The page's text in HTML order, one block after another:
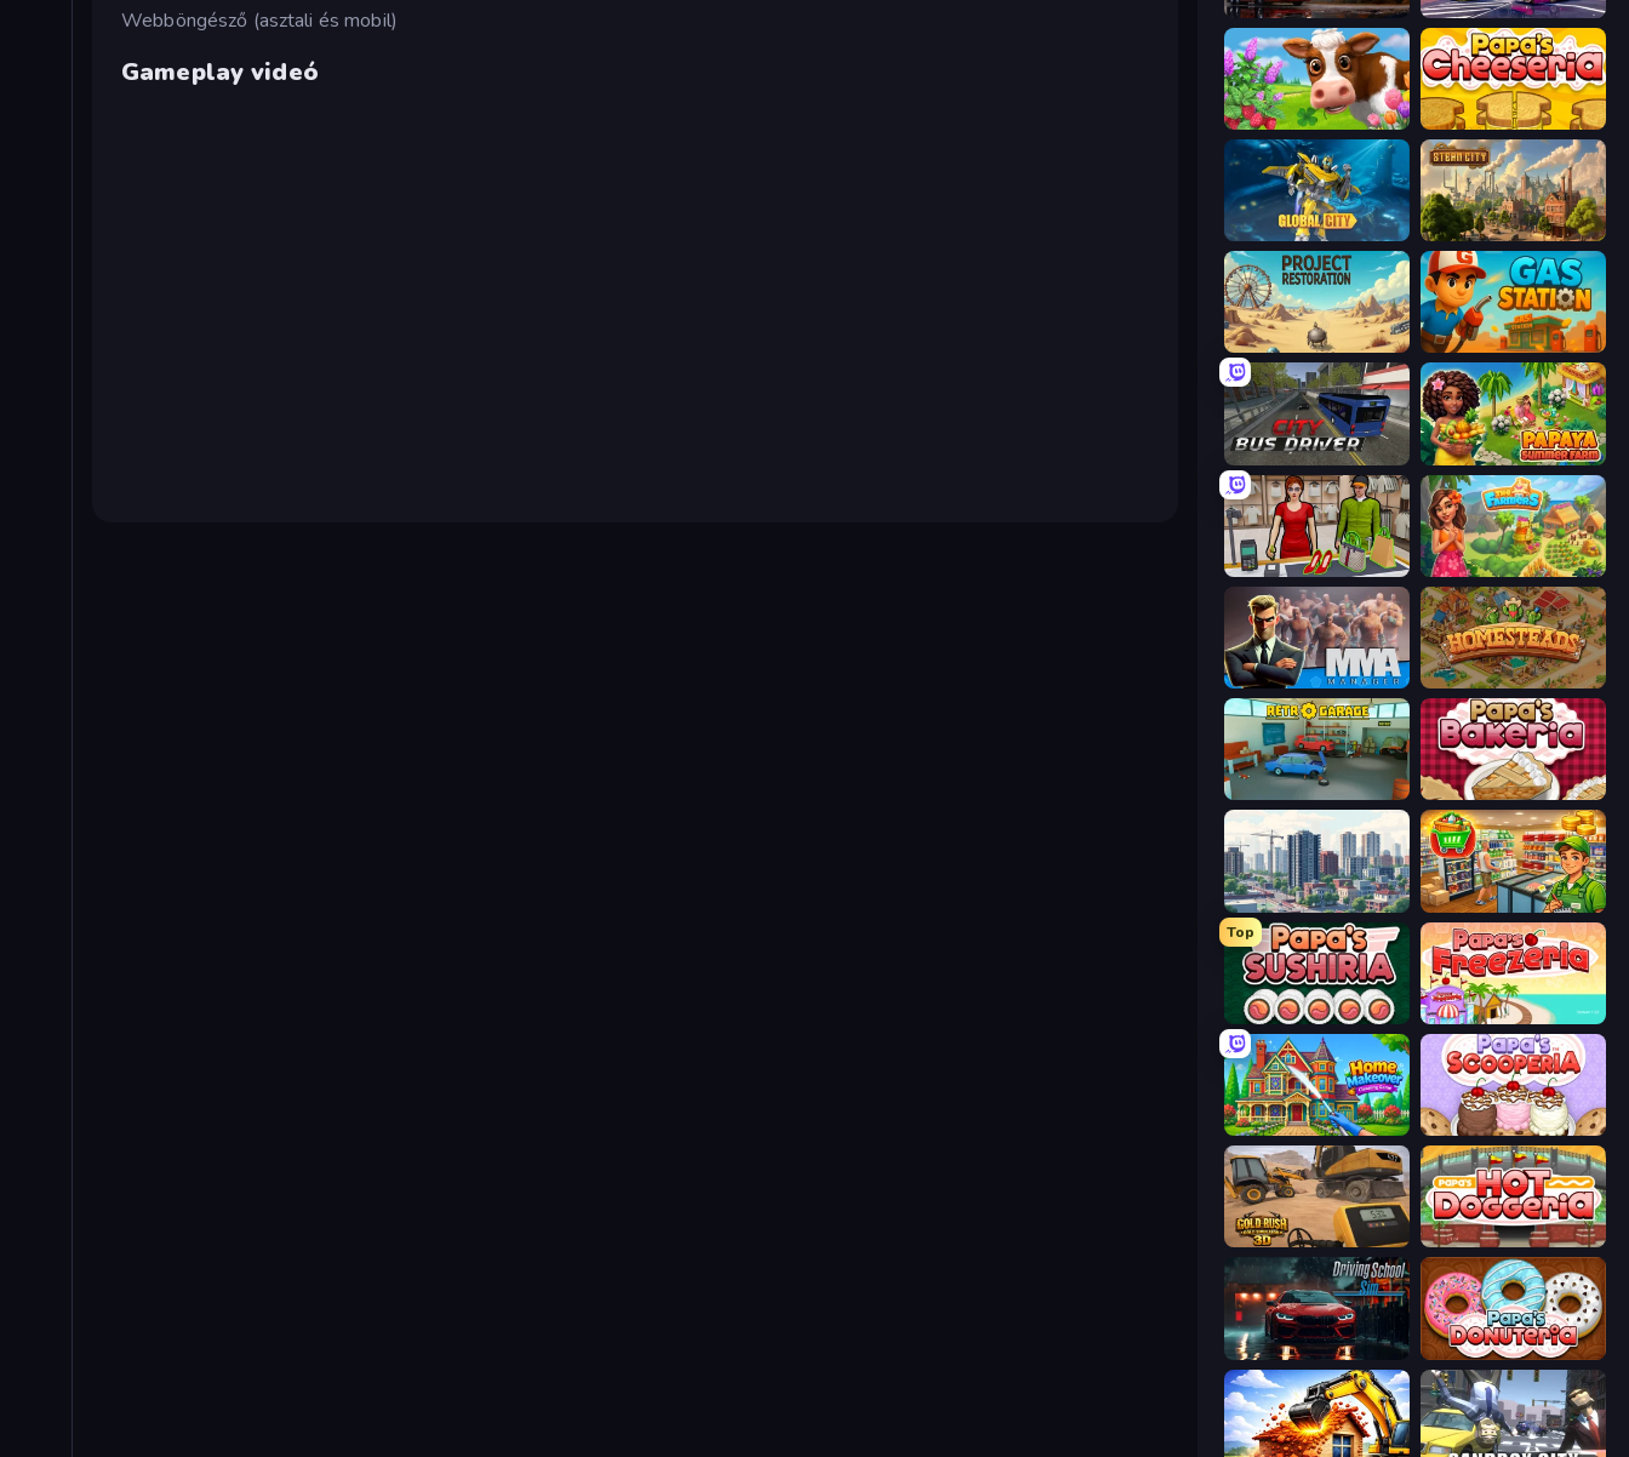
Webböngésző (asztali és mobil)
Gameplay videó
Truck Simulator: European Roads Bus Simulator: EVO
Country Life Meadows Papa's Cheeseria
Global City Steam City
Project Restoration Gas Station
City Bus Driver Papaya Summer Farm
Shop Master 3D The Farmers
MMA Manager 2 Homesteads: Dream Farm
Papa's Bakeria
SuperCity 3D Supermarket Simulator: Desert
Top
Papa's Sushiria Papa's Freezeria
Home Makeover Cleaning Game Papa's Scooperia
Gold Rush: Gold Simulator 3D Papa's Hot Doggeria
Driving School Simulator Papa's Donuteria